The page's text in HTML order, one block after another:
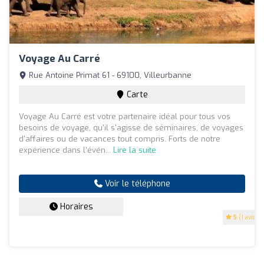
Voyage Au Carré
5 (1 avis)
Rue Antoine Primat 61 - 69100, Villeurbanne
Carte
Voyage Au Carré est votre partenaire idéal pour tous vos
besoins de voyage, qu'il s'agisse de séminaires, de voyages
d'affaires ou de vacances tout compris. Forts de notre
expérience dans l'évén... Lire la suite
Voir le téléphone
Horaires